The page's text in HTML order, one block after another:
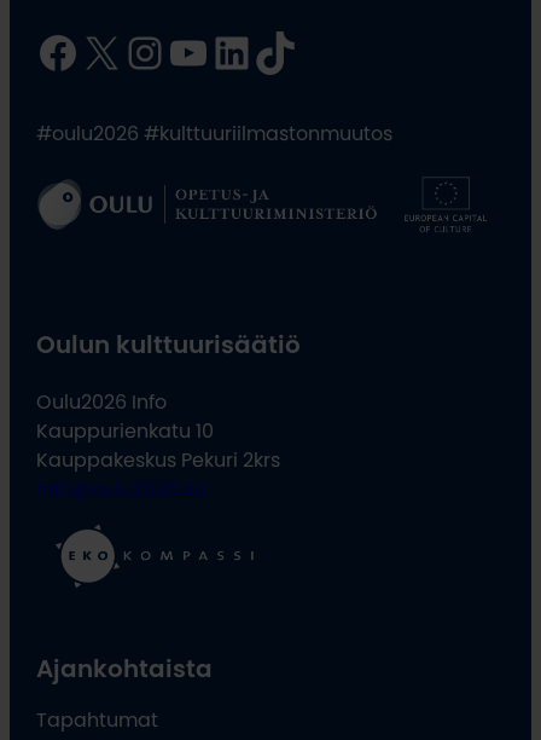
Facebook X InstagramYouTube LinkedIn TikTok
#oulu2026 #kulttuuriilmastonmuutos
Oulun kulttuurisäätiö
Oulu2026 Info
Kauppurienkatu 10
Kauppakeskus Pekuri 2krs
info@oulu2026.eu
Ajankohtaista
Tapahtumat